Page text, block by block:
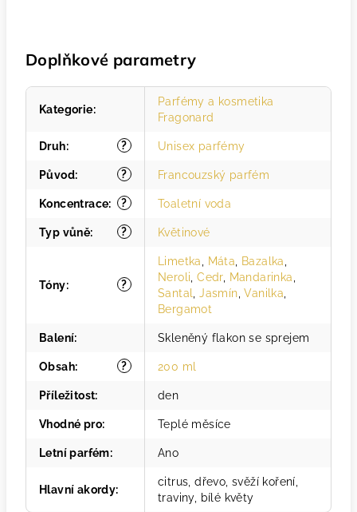
Doplňkové parametry
Kategorie:
Parfémy a kosmetika
Fragonard
?
Druh: Unisex parfémy
?
Původ: Francouzský parfém
?
Koncentrace: Toaletní voda
?
Typ vůně: Květinové
?
Tóny:
Limetka Máta Bazalka
Neroli ,Cedr, Mandarinka
Santal
,Jasmín ,Vanilka
Bergamot
Balení: Skleněný flakon se sprejem
?
Obsah: 200 ml
Příležitost: den
Vhodné pro: Teplé měsíce
Letní parfém: Ano
Hlavní akordy:
citrus, dřevo, svěží koření,
traviny, bílé květy